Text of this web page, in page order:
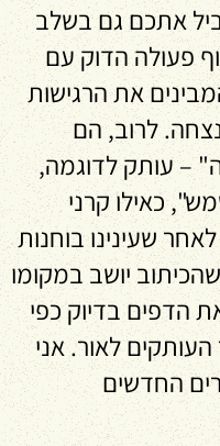
אתכם גם בשלב
פעולה הדוק עם
את הרגישות
לרוב, הם
– עותק לדוגמה,
כאילו קרני
שעינינו בוחנות
יושב במקומו
הדפים בדיוק כפי
לאור. אני
החדשים